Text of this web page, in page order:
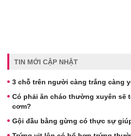
TIN MỚI CẬP NHẬT
3 chỗ trên người càng trắng càng
Có phải ăn cháo thường xuyên sẽ
cơm?
Gội đầu bằng gừng có thực sự